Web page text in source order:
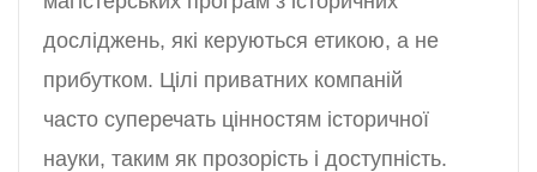
досліджень, які керуються етикою, а не
прибутком. Цілі приватних компаній
часто суперечать цінностям історичної
науки, таким як прозорість і доступність.